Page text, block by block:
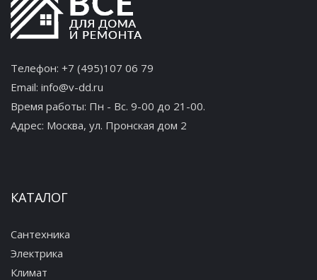
Телефон: +7 (495)107 06 79
Email: info@v-dd.ru
Время работы: Пн - Вс. 9-00 до 21-00.
Адрес: Москва, ул. Пронская дом 2
КАТАЛОГ
Сантехника
Электрика
Климат